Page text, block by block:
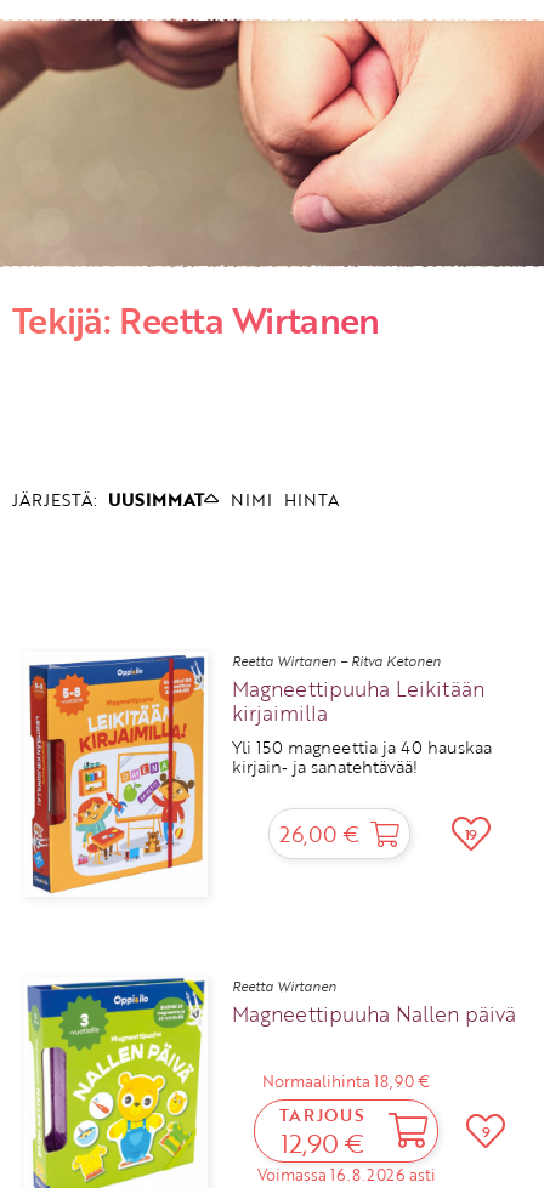
KIRJAUDU SISÄÄN
Etkö ole vielä asiakkaamme?
Tekijä: Reetta Wirtanen
JÄRJESTÄ: UUSIMMAT NIMI HINTA
Reetta Wirtanen – Ritva Ketonen
Magneettipuuha Leikitään
kirjaimilla
Yli 150 magneettia ja 40 hauskaa
kirjain‑ ja sanatehtävää!
26,00 € 19
Reetta Wirtanen
Magneettipuuha Nallen päivä
Normaalihinta 18,90 €
TARJOUS
12,90 €
Voimassa 16.8.2026 asti
9